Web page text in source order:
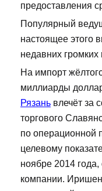
предоставления
Популярный
настоящее этого
недавних
На импорт
миллиарды
Рязань влечёт за
торгового
по операционной
целевому
ноябре 2014
компании.